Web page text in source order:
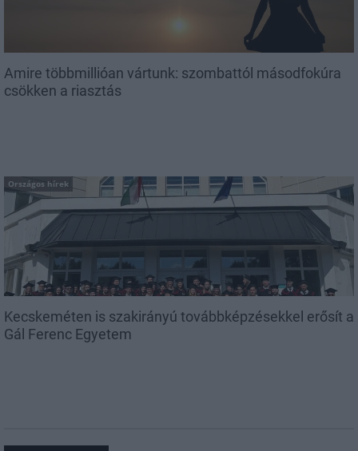
Amire többmillióan vártunk: szombattól másodfokúra
csökken a riasztás
Országos hírek
Kecskeméten is szakirányú továbbképzésekkel erősít a
Gál Ferenc Egyetem